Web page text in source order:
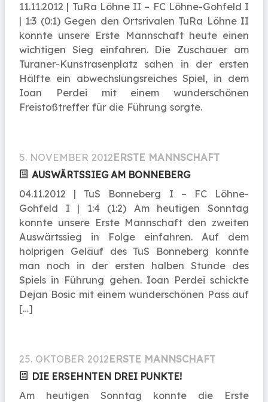
11.11.2012 | TuRa Löhne II – FC Löhne-Gohfeld I
| 1:3 (0:1) Gegen den Ortsrivalen TuRa Löhne II
konnte unsere Erste Mannschaft heute einen
wichtigen Sieg einfahren. Die Zuschauer am
Turaner-Kunstrasenplatz sahen in der ersten
Hälfte ein abwechslungsreiches Spiel, in dem
Ioan Perdei mit einem wunderschönen
Freistoßtreffer für die Führung sorgte.
5. NOVEMBER 2012ERSTE MANNSCHAFT
AUSWÄRTSSIEG AM BONNEBERG
04.11.2012 | TuS Bonneberg I – FC Löhne-
Gohfeld I | 1:4 (1:2) Am heutigen Sonntag
konnte unsere Erste Mannschaft den zweiten
Auswärtssieg in Folge einfahren. Auf dem
holprigen Geläuf des TuS Bonneberg konnte
man noch in der ersten halben Stunde des
Spiels in Führung gehen. Ioan Perdei schickte
Dejan Bosic mit einem wunderschönen Pass auf
[…]
25. OKTOBER 2012ERSTE MANNSCHAFT
DIE ERSEHNTEN DREI PUNKTE!
Am heutigen Sonntag konnte die Erste